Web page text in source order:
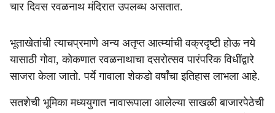
चार दिवस रवळनाथ मंदिरात उपलब्ध असतात.
भूताखेतांची त्याचप्रमाणे अन्य अतृप्त आत्म्यांची वक्रदृष्टी होऊ नये
यासाठी गोवा, कोकणात रवळनाथाचा दसरोत्सव पारंपरिक विधींद्वारे
साजरा केला जातो. पर्ये गावाला शेकडो वर्षांचा इतिहास लाभला आहे.
सतशेची भूमिका मध्ययुगात नावारूपाला आलेल्या साखळी बाजारपेठेची